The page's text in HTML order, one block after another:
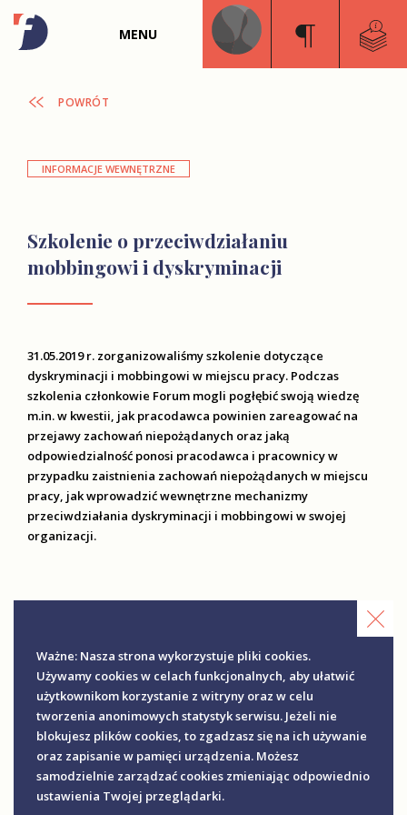
MENU
POWRÓT
INFORMACJE WEWNĘTRZNE
Szkolenie o przeciwdziałaniu
mobbingowi i dyskryminacji
31.05.2019 r. zorganizowaliśmy szkolenie dotyczące
dyskryminacji i mobbingowi w miejscu pracy. Podczas
szkolenia członkowie Forum mogli pogłębić swoją wiedzę
m.in. w kwestii, jak pracodawca powinien zareagować na
przejawy zachowań niepożądanych oraz jaką
odpowiedzialność ponosi pracodawca i pracownicy w
przypadku zaistnienia zachowań niepożądanych w miejscu
pracy, jak wprowadzić wewnętrzne mechanizmy
przeciwdziałania dyskryminacji i mobbingowi w swojej
organizacji.
Ważne: Nasza strona wykorzystuje pliki cookies.
Używamy cookies w celach funkcjonalnych, aby ułatwić
użytkownikom korzystanie z witryny oraz w celu
tworzenia anonimowych statystyk serwisu. Jeżeli nie
blokujesz plików cookies, to zgadzasz się na ich używanie
oraz zapisanie w pamięci urządzenia. Możesz
samodzielnie zarządzać cookies zmieniając odpowiednio
ustawienia Twojej przeglądarki.